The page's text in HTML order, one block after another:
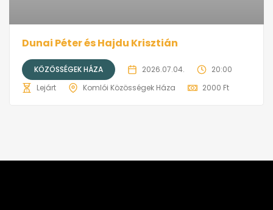
Dunai Péter és Hajdu Krisztián
KÖZÖSSÉGEK HÁZA 2026.07.04.
20:00
Lejárt
Komlói Közösségek Háza 2000 Ft